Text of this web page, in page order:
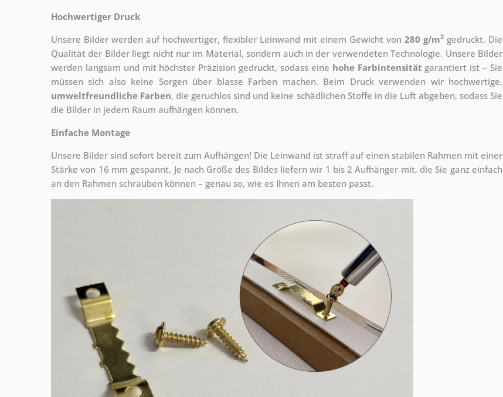
Hochwertiger Druck
Unsere Bilder werden auf hochwertiger, flexibler Leinwand mit einem Gewicht von 280 g/m2 gedruckt. Die
Qualität der Bilder liegt nicht nur im Material, sondern auch in der verwendeten Technologie. Unsere Bilder
werden langsam und mit höchster Präzision gedruckt, sodass eine hohe Farbintensität garantiert ist – Sie
müssen sich also keine Sorgen über blasse Farben machen. Beim Druck verwenden wir hochwertige,
umweltfreundliche Farben, die geruchlos sind und keine schädlichen Stoffe in die Luft abgeben, sodass Sie
die Bilder in jedem Raum aufhängen können.
Einfache Montage
Unsere Bilder sind sofort bereit zum Aufhängen! Die Leinwand ist straff auf einen stabilen Rahmen mit einer
Stärke von 16 mm gespannt. Je nach Größe des Bildes liefern wir 1 bis 2 Aufhänger mit, die Sie ganz einfach
an den Rahmen schrauben können – genau so, wie es Ihnen am besten passt.